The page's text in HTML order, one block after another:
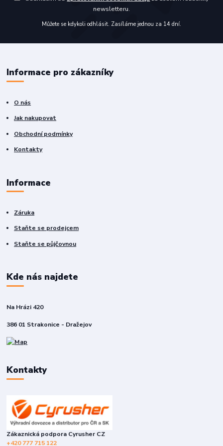
newsletteru.
Můžete se kdykoli odhlásit. Zasíláme jednou za 14 dní.
Informace pro zákazníky
O nás
Jak nakupovat
Obchodní podmínky
Kontakty
Informace
Záruka
Staňte se prodejcem
Staňte se půjčovnou
Kde nás najdete
Na Hrázi 420
386 01 Strakonice - Dražejov
Kontakty
Zákaznická podpora Cyrusher CZ
+420 777 715 122